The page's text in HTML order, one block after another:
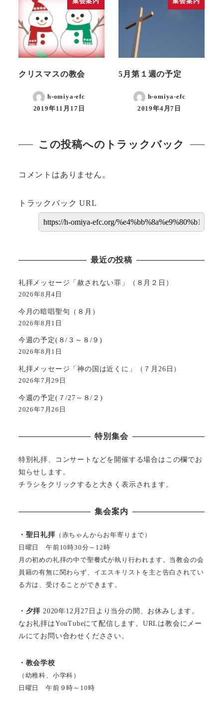
クリスマスの教会
h-omiya-efc
2019年11月17日
5月第１週の予定
h-omiya-efc
2019年4月7日
この投稿へのトラックバック
コメントはありません。
トラックバック URL
最近の投稿
礼拝メッセージ「赦されない罪」（８月２日）
2026年8月4日
今月の暗唱聖句（８月）
2026年8月1日
今週の予定(８/３～８/９)
2026年8月1日
礼拝メッセージ「神の国は近くに」（７月26日）
2026年7月29日
今週の予定(７/27～８/２)
2026年7月26日
特別集会
特別礼拝、コンサートなどを開催する場合はこの欄でお
知らせします。
チラシをクリックすると大きく表示されます。
集会案内
・聖日礼拝 （赤ちゃんからお年寄りまで）
日曜日 午前10時30分～12時
月の初めの礼拝の中で聖餐式が執り行われます。当教会の会
員籍の有無に関わらず、イエスキリストを主と告白されてい
る方は、受けることができます。
・夕拝 2020年12月27日より当分の間、お休みします。
なお礼拝はYouTubeにて配信します。URLは教会にメー
ルにてお問い合わせくだささい。
・教会学校
（幼稚科、小学科）
日曜日 午前９時～10時